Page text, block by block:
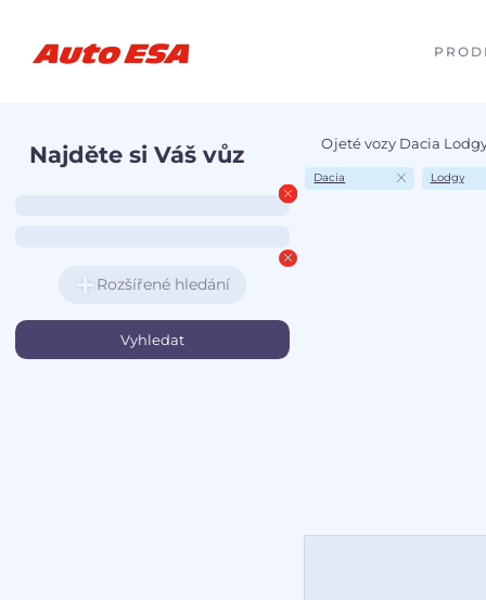
Najděte si Váš vůz
Rozšířené hledání
Ojeté vozy Dacia
Dacia Lodgy